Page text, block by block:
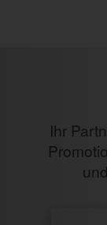
Ihr